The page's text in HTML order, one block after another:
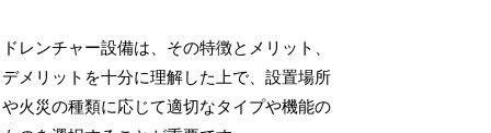
ドレンチャー設備は、その特徴とメリット、
デメリットを十分に理解した上で、設置場所
や火災の種類に応じて適切なタイプや機能の